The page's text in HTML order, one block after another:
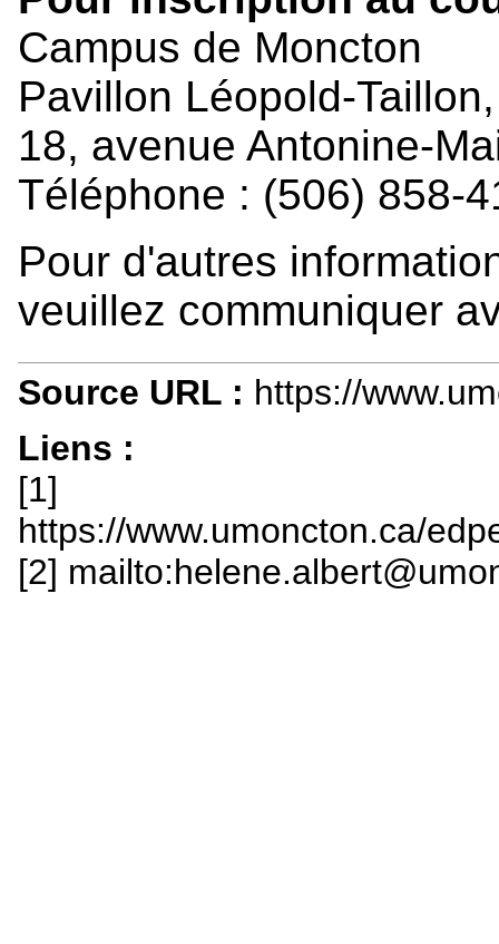
Campus de Moncton
Pavillon Léopold-
18, avenue Antonine-
Téléphone : (506) 858-
Pour d'autres
veuillez communiquer
Source URL : https://
Liens :
[1]
https://www.umoncton.ca/
[2]